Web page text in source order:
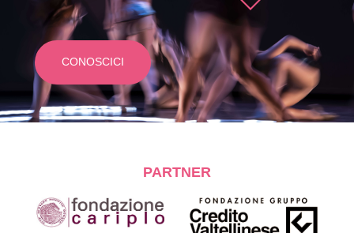
CONOSCICI
PARTNER